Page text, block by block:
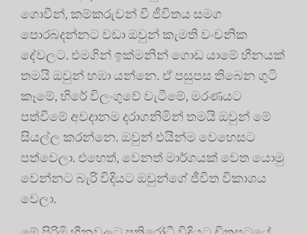
ගොවීන්, කම්කරුවන් වී ජීවිතය සමග
පොරබදන්නට වඩා ඔවුන් කැමති වංචනික
දේවලට. එමගින් ඉක්මනින් ගොඩ යාමේ හීනයක්
තමයි ඔවුන් හඹා යන්නෙ. ඒ පසුපස තිබෙන ගුටි
කෑමේ, හිරේ විලංගුවේ වැටීමේ, මරණයට
පත්වීමේ අවදානම දරාගනිමින් තමයි ඔවුන් මේ
සියල්ල කරන්නෙ. ඔවුන් එයින්ම වෙහෙසට
පත්වෙලා. එහෙත්, වෙනත් මාර්ගයක් වෙත යොමු
වෙන්නට බැරි විදියට ඔවුන්ගේ ජීවිත විකාශය
වෙලා.